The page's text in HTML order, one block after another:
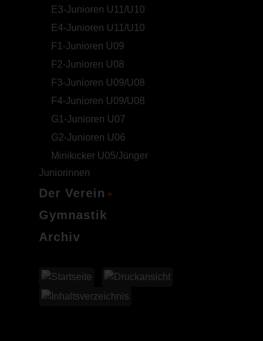
E3-Junioren U11/U10
E4-Junioren U11/U10
F1-Junioren U09
F2-Junioren U08
F3-Junioren U09/U08
F4-Junioren U09/U08
G1-Junioren U07
G2-Junioren U06
Minikicker U05/Jünger
Juniorinnen
Der Verein
Gymnastik
Archiv